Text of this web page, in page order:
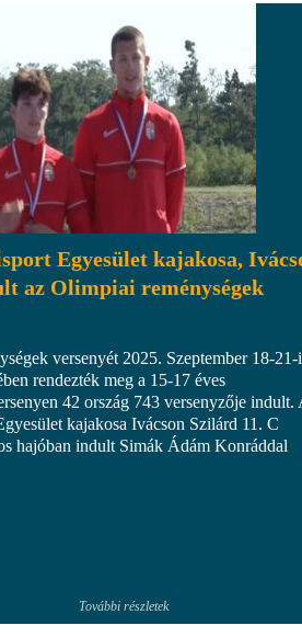
Egyesület kajakosa,
az Olimpiai reménységek
versenyét 2025. Szeptember 18-21-
rendezték meg a 15-17 éves
42 ország 743 versenyzője indult.
kajakosa Ivácson Szilárd 11. C
hajóban indult Simák Ádám Konráddal
További részletek